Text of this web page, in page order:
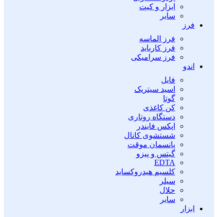
ابزار و کیت
سایر
فرز
فرز الماسه
فرز کارباید
فرز سرامیکی
اندو
فایل
اسید سیتریک
گوتا
کن کاغذی
دستگاه روتاری
اپکس فایندر
شستشوی کانال
پانسمان موقت
گیتس و پیزو
EDTA
کلسیم هیدروکساید
سیلر
حلال
سایر
ابزار